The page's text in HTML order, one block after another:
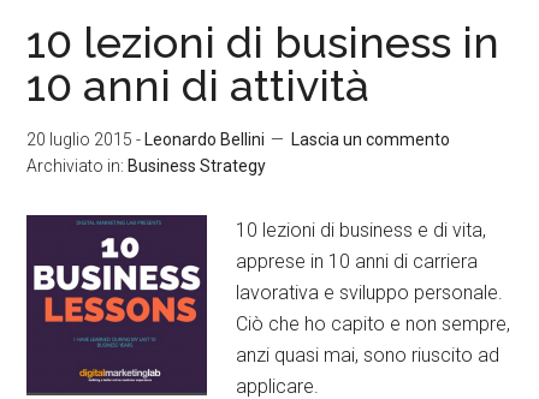
10 lezioni di business in
10 anni di attività
20 luglio 2015 - Leonardo Bellini
Lascia un commento
Archiviato in: Business Strategy
10 lezioni di business e di vita,
apprese in 10 anni di carriera
lavorativa e sviluppo personale.
Ciò che ho capito e non sempre,
anzi quasi mai, sono riuscito ad
applicare.